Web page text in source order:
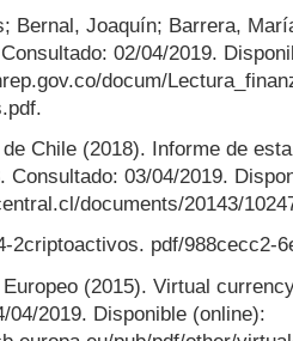
Bernal, Joaquín; Barrera,
02/04/2019.
docum/
de Chile (2018). Informe de
Consultado: 03/04/2019.
documents/20143/
2criptoactivos. pdf/988cecc2-
(2015). Virtual
04/2019. Disponible (online):